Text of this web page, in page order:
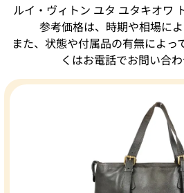
ルイ・ヴィトン ユタ ユタキオワ
参考価格は、時期や相場によ
また、状態や付属品の有無によっ
くはお電話でお問い合わ